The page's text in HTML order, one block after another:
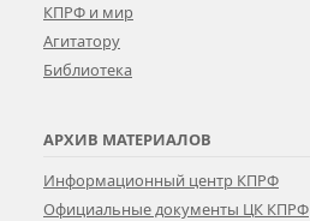
КПРФ и мир
Агитатору
Библиотека
АРХИВ МАТЕРИАЛОВ
Информационный центр КПРФ
Официальные документы ЦК КПРФ